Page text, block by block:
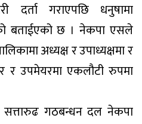
दर्ता गराएपछि धनुषामा
बताईएको छ । नेकपा एसले
अध्यक्ष र उपाध्यक्षमा र
र उपमेयरमा एकलौटी रुपमा
सत्तारुढ गठबन्धन दल नेकपा